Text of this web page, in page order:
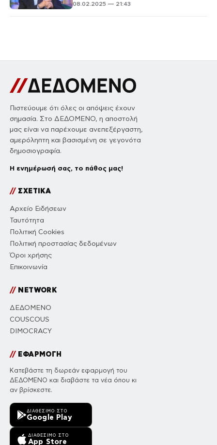
08.02.2025 — 21:43
Πιστεύουμε ότι όλες οι απόψεις έχουν
σημασία. Στο ΔΕΔΟΜΕΝΟ, η αποστολή
μας είναι να παρέχουμε ανεπεξέργαστη,
αμερόληπτη και βασισμένη σε γεγονότα
δημοσιογραφία.
Η ενημέρωσή σας, το πάθος μας!
//ΣΧΕΤΙΚΑ
Αρχείο Ειδήσεων
Ταυτότητα
Πολιτική Cookies
Πολιτική προστασίας δεδομένων
Όροι χρήσης
Επικοινωνία
//NETWORK
ΔΕΔΟΜΕΝΟ
COUSCOUS
DIMOCRACY
//ΕΦΑΡΜΟΓΗ
Κατεβάστε τη δωρεάν εφαρμογή του
ΔΕΔΟΜΕΝΟ και διαβάστε τα νέα όπου κι
αν βρίσκεστε.
ΔΙΑΘΈΣΙΜΟ ΣΤΟ
Google Play
ΔΙΑΘΈΣΙΜΟ ΣΤΟ
App Store